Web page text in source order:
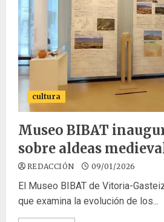
cultura
Museo BIBAT
sobre aldeas
REDACCIÓN 09/01/2026
El Museo BIBAT de Vitoria-
que examina la evolución de los...